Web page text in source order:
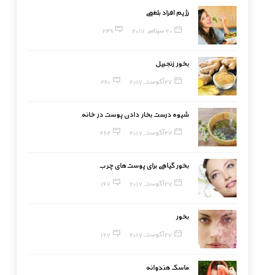
رژیم افراد بلغمی
20 سپتامبر, 2017 249
بخور زنجبیل
27 آگوست, 2017 260
شیوه درست بخار دادن پوست در خانه
27 آگوست, 2017 262
بخور گیاهی برای پوست‌های چرب
27 آگوست, 2017 167
بخور
27 آگوست, 2017 167
ماسک هندوانه